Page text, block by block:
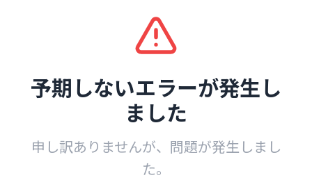
予期しないエラーが発生し
ました
申し訳ありませんが、問題が発生しまし
た。